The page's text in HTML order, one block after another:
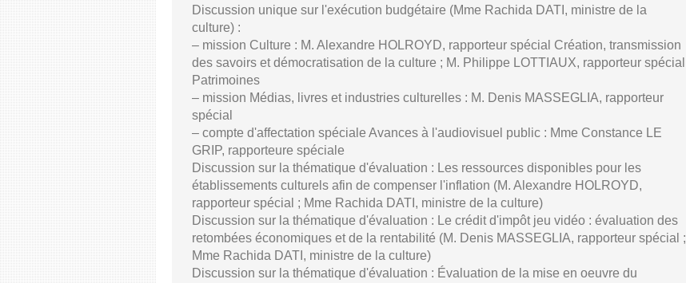
Discussion unique sur l'exécution budgétaire (Mme Rachida DATI, ministre de la
culture) :
– mission Culture : M. Alexandre HOLROYD, rapporteur spécial Création, transmission
des savoirs et démocratisation de la culture ; M. Philippe LOTTIAUX, rapporteur spécial
Patrimoines
– mission Médias, livres et industries culturelles : M. Denis MASSEGLIA, rapporteur
spécial
– compte d'affectation spéciale Avances à l'audiovisuel public : Mme Constance LE
GRIP, rapporteure spéciale
Discussion sur la thématique d'évaluation : Les ressources disponibles pour les
établissements culturels afin de compenser l'inflation (M. Alexandre HOLROYD,
rapporteur spécial ; Mme Rachida DATI, ministre de la culture)
Discussion sur la thématique d'évaluation : Le crédit d'impôt jeu vidéo : évaluation des
retombées économiques et de la rentabilité (M. Denis MASSEGLIA, rapporteur spécial ;
Mme Rachida DATI, ministre de la culture)
Discussion sur la thématique d'évaluation : Évaluation de la mise en oeuvre du